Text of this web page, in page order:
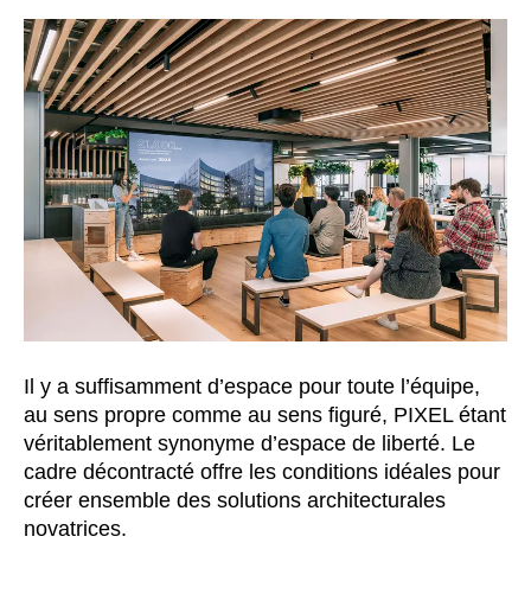
Émirats arabes unis(AE)
Il y a suffisamment d’espace pour toute l’équipe,
au sens propre comme au sens figuré, PIXEL étant
véritablement synonyme d’espace de liberté. Le
cadre décontracté offre les conditions idéales pour
créer ensemble des solutions architecturales
novatrices.